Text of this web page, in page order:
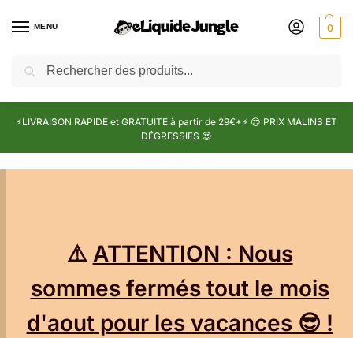
MENU 0
⚡LIVRAISON RAPIDE et GRATUITE à partir de 29€*⚡ 😍 PRIX MALINS ET
DÉGRESSIFS 😍
⚠️ ATTENTION : Nous
sommes fermés tout le mois
d'aout pour les vacances 😎 !